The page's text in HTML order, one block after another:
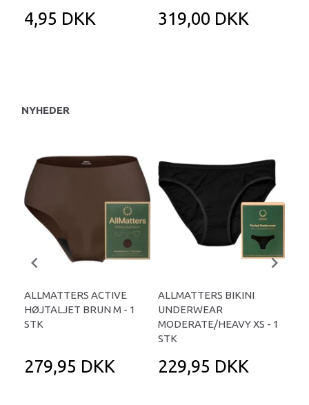
4,95 DKK 319,00 DKK
NYHEDER
ALLMATTERS ACTIVE
HØJTALJET BRUN M - 1
STK
279,95 DKK
ALLMATTERS BIKINI
UNDERWEAR
MODERATE/HEAVY XS - 1
STK
229,95 DKK